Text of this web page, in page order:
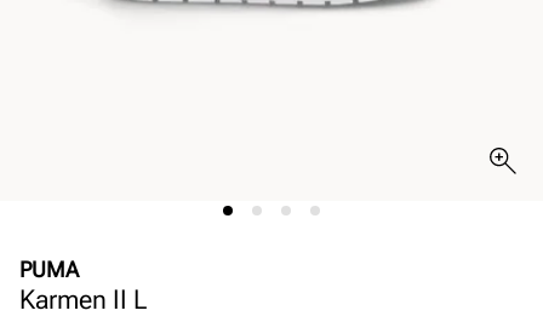
PUMA
Karmen II L